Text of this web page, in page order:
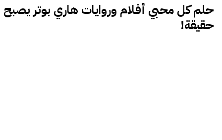
حلم كل محبي أفلام وروايات هاري بوتر يصبح
حقيقة!